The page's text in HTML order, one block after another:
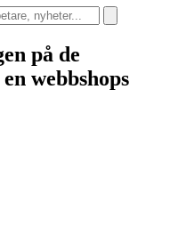
på de
webbshops